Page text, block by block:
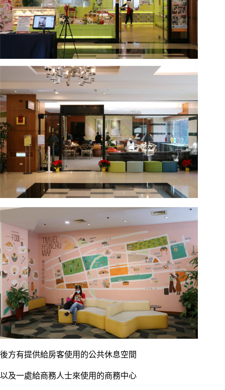
後方有提供給房客使用的公共休息空間
以及一處給商務人士來使用的商務中心